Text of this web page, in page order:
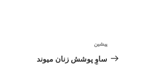
راهبری
نوشته
نوشته
قبلی
پیشین
ساوِ پوشش زنان میوند